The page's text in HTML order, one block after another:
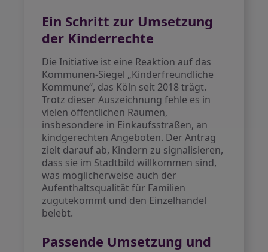
Ein Schritt zur Umsetzung
der Kinderrechte
Die Initiative ist eine Reaktion auf das
Kommunen-Siegel „Kinderfreundliche
Kommune“, das Köln seit 2018 trägt.
Trotz dieser Auszeichnung fehle es in
vielen öffentlichen Räumen,
insbesondere in Einkaufsstraßen, an
kindgerechten Angeboten. Der Antrag
zielt darauf ab, Kindern zu signalisieren,
dass sie im Stadtbild willkommen sind,
was möglicherweise auch der
Aufenthaltsqualität für Familien
zugutekommt und den Einzelhandel
belebt.
Passende Umsetzung und